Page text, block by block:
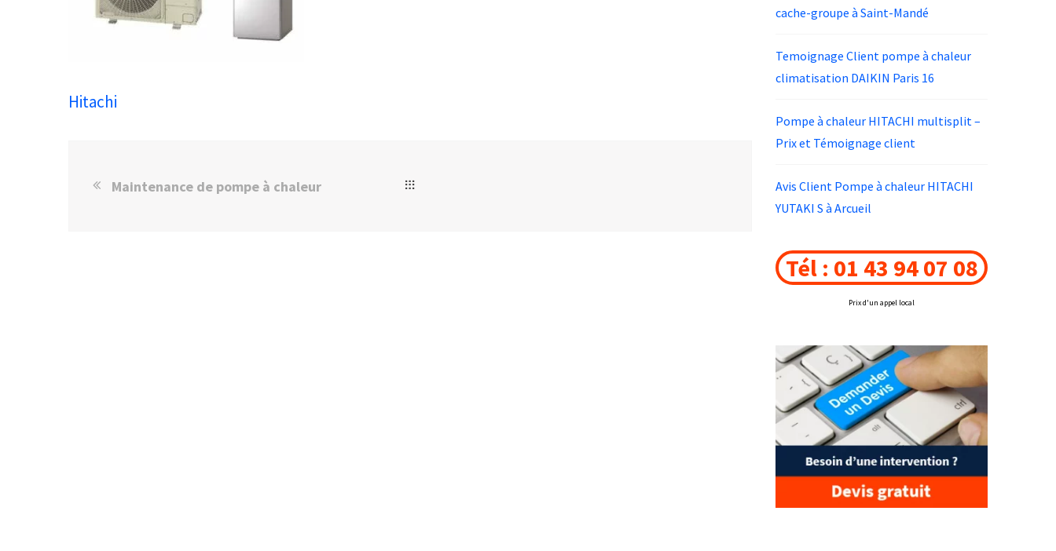
Hitachi
Maintenance de pompe à chaleur
cache-groupe à Saint-Mandé
Temoignage Client pompe à chaleur
climatisation DAIKIN Paris 16
Pompe à chaleur HITACHI multisplit –
Prix et Témoignage client
Avis Client Pompe à chaleur HITACHI
YUTAKI S à Arcueil
Tél : 01 43 94 07 08
Prix d'un appel local